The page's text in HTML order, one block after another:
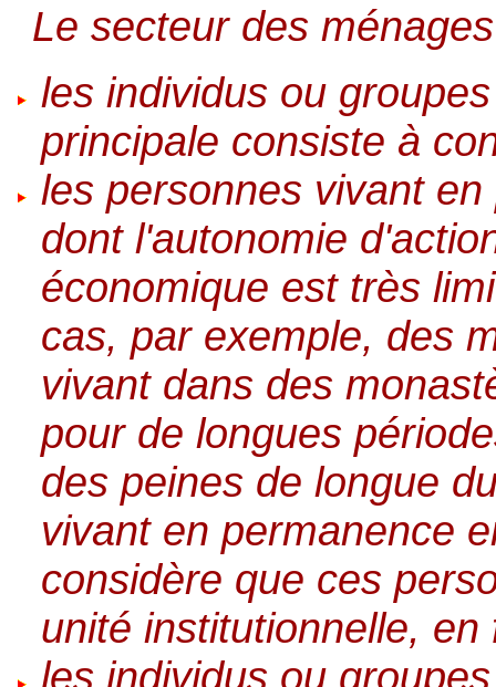
Le secteur des
les individus ou
principale consiste à
les personnes vivant
dont l'autonomie
économique est très
cas, par exemple, des
vivant dans des
pour de longues
des peines de longue
vivant en permanence
considère que ces
unité institutionnelle,
les individus ou